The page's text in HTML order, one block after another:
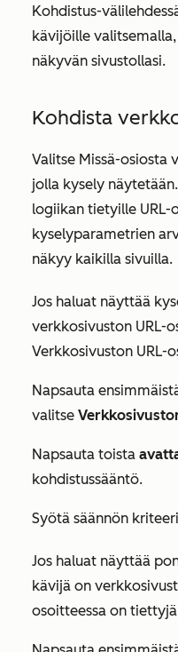
Kohdistus-
kävijöille
näkyvän sivustollasi.
Kohdista
Valitse Missä-osiosta
jolla kysely
logiikan tietyille
kyselyparametrien
näkyy kaikilla sivuilla.
Jos haluat näyttää
verkkosivuston URL-
Verkkosivuston URL-
Napsauta
valitse
Napsauta toista
kohdistussääntö.
Syötä säännön
Jos haluat näyttää
kävijä on
osoitteessa on